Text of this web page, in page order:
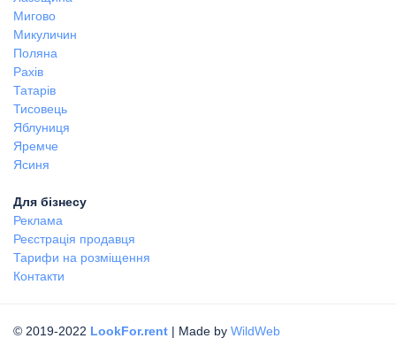
Мигово
Микуличин
Поляна
Рахів
Татарів
Тисовець
Яблуниця
Яремче
Ясиня
Для бізнесу
Реклама
Реєстрація продавця
Тарифи на розміщення
Контакти
© 2019-2022 LookFor.rent | Made by WildWeb